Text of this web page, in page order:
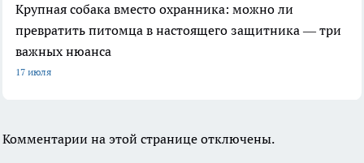
Крупная собака вместо охранника: можно ли
превратить питомца в настоящего защитника — три
важных нюанса
17 июля
Комментарии на этой странице отключены.